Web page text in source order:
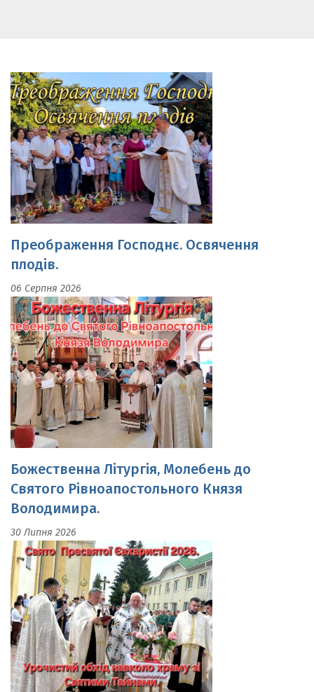
Преображення Господнє. Освячення
06 Серпня 2026
Божественна Літургія, Молебень до
Володимира.
Свято Пресвятої Євхаристії.Урочистий